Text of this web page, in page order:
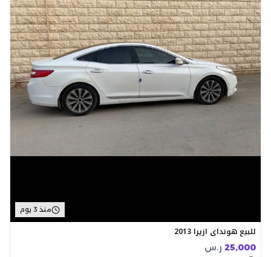
منذ 3 يوم
للبيع هونداي ازيرا 2013
25,000 ر.س